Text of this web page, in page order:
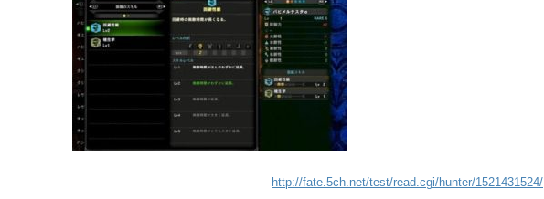
http://fate.5ch.net/test/read.cgi/hunter/1521431524/